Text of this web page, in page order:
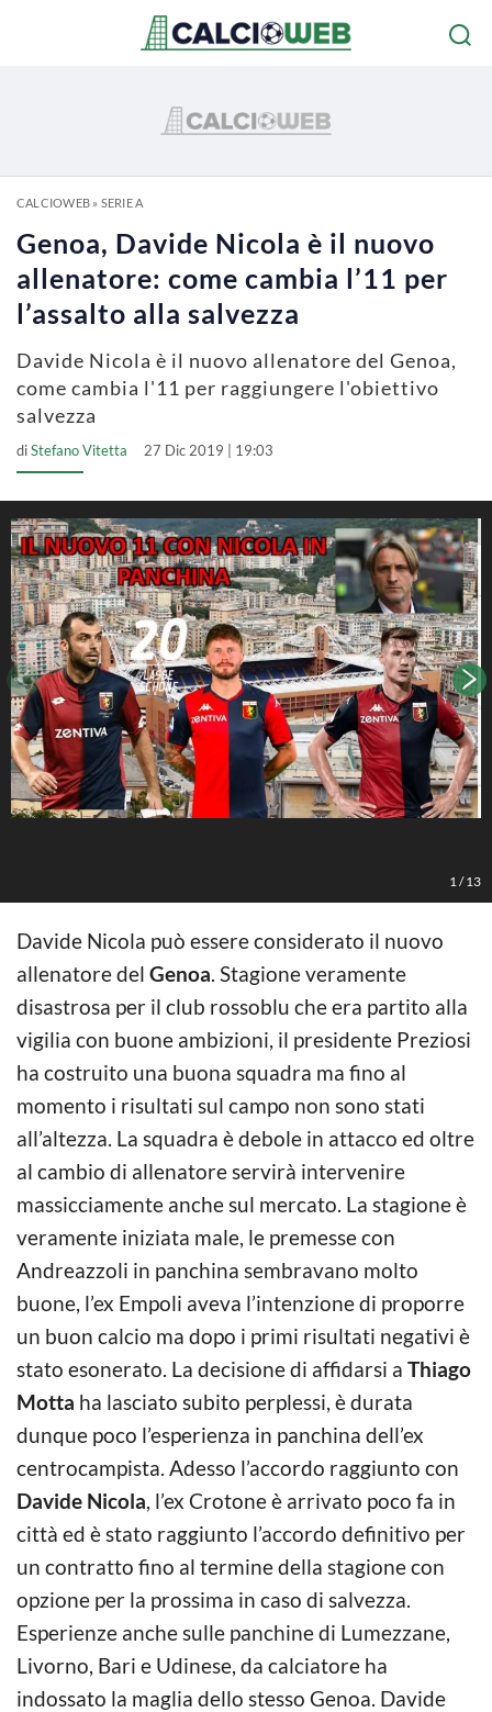
CALCIOWEB» SERIE A
Genoa, Davide Nicola è il nuovo
allenatore: come cambia l’11 per
l’assalto alla salvezza
Davide Nicola è il nuovo allenatore del Genoa,
come cambia l'11 per raggiungere l'obiettivo
salvezza
diStefano Vitetta 27 Dic 2019 | 19:03
1 /13
Davide Nicola può essere considerato il nuovo
allenatore del Genoa. Stagione veramente
disastrosa per il club rossoblu che era partito alla
vigilia con buone ambizioni, il presidente Preziosi
ha costruito una buona squadra ma fino al
momento i risultati sul campo non sono stati
all’altezza. La squadra è debole in attacco ed oltre
al cambio di allenatore servirà intervenire
massicciamente anche sul mercato. La stagione è
veramente iniziata male, le premesse con
Andreazzoli in panchina sembravano molto
buone, l’ex Empoli aveva l’intenzione di proporre
un buon calcio ma dopo i primi risultati negativi è
stato esonerato. La decisione di affidarsi a Thiago
Motta ha lasciato subito perplessi, è durata
dunque poco l’esperienza in panchina dell’ex
centrocampista. Adesso l’accordo raggiunto con
Davide Nicola, l’ex Crotone è arrivato poco fa in
città ed è stato raggiunto l’accordo definitivo per
un contratto fino al termine della stagione con
opzione per la prossima in caso di salvezza.
Esperienze anche sulle panchine di Lumezzane,
Livorno, Bari e Udinese, da calciatore ha
indossato la maglia dello stesso Genoa. Davide